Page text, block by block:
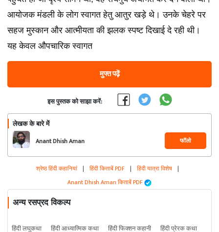
आयोजक मंडली के लोग स्वागत हेतु आतुर खड़े थे। उनके चेहरे पर
सहज मुस्कान और आत्मीयता की झलक स्पष्ट दिखाई दे रही थी।
यह केवल औपचारिक स्वागत
मुफ्त पढ़ें
इस पुस्तक को साझा करें:
लेखक के बारे में
Anant Dhish Aman फॉलो
श्रेष्ठ हिंदी कहानियां | हिंदी किताबें PDF | हिंदी यात्रा विशेष |
Anant Dhish Aman किताबें PDF
अन्य रसप्रद विकल्प
हिंदी लघुकथा हिंदी आध्यात्मिक कथा हिंदी फिक्शन कहानी हिंदी प्रेरक कथा